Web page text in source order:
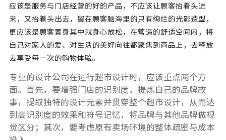
应该是服务与门店经营的好的产品，不应该让顾客抬着头进
来，又抬着头出去，留在顾客脑海里的只有绚烂的光影造型，
更应该是顾客置身其中就身心放松，在营造的舒适空间内，将
自己对家人的爱、对生活的美好向往都聚焦到商品上，去释放
去享受每一次的购物体验。
专业的设计公司在进行超市设计时，应该重点两个方
面。首先，要增强门店的识别度，提炼自己的品牌故
事，提取独特的设计元素并贯穿整个超市设计，从而达
到高识别度的效果和符号记忆，将品牌与其他品牌做视
觉区分；其次，要考虑原有卖场环境的整体疏密与成本